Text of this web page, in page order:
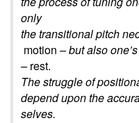
only
the transitional pitch
motion – but also
–rest.
The struggle of
depend upon the
selves.